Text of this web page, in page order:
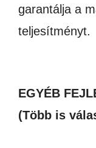
garantálja a
teljesítményt.
EGYÉB
(Több is